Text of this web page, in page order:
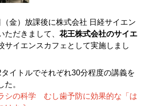
金）放課後に株式会社 日経サイエン
ただきまして、花王株式会社のサイエ
サイエンスカフェとして実施しまし
イトルでそれぞれ30分程度の講義を
た。
シの科学 むし歯予防に効果的な「は